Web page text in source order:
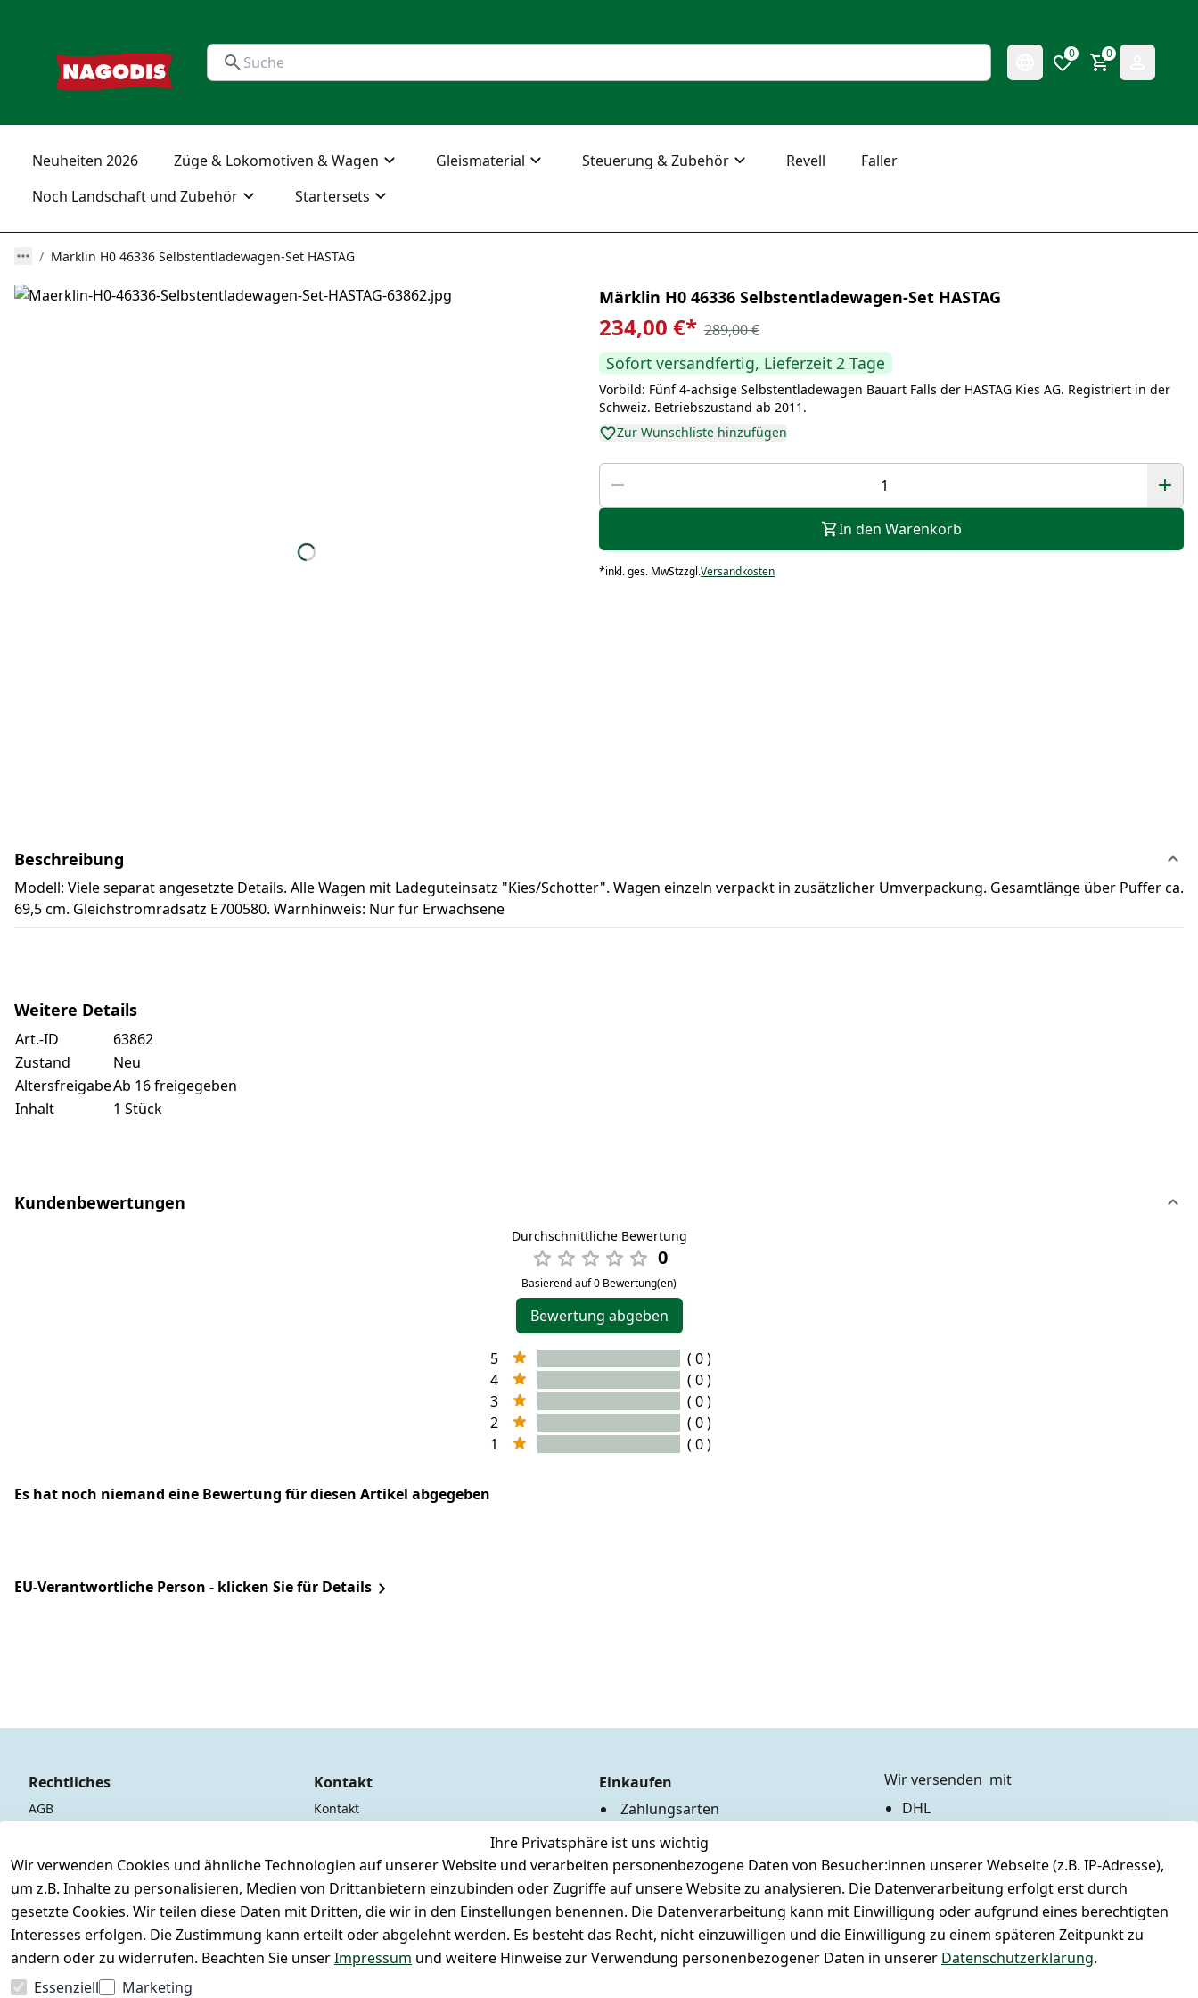
0 0
Neuheiten 2026 Züge & Lokomotiven & Wagen Gleismaterial Steuerung & Zubehör Revell
Faller
Noch Landschaft und Zubehör
Startersets
Märklin H0 46336 Selbstentladewagen-Set HASTAG
Märklin H0 46336 Selbstentladewagen-Set HASTAG
234,00 €* 289,00 €
Sofort versandfertig, Lieferzeit 2 Tage
Vorbild: Fünf 4-achsige Selbstentladewagen Bauart Falls der HASTAG Kies AG. Registriert in der
Schweiz. Betriebszustand ab 2011.
Zur Wunschliste hinzufügen
In den Warenkorb
*inkl. ges. MwStzzgl.Versandkosten
Beschreibung
Modell: Viele separat angesetzte Details. Alle Wagen mit Ladeguteinsatz "Kies/Schotter". Wagen einzeln verpackt in zusätzlicher Umverpackung. Gesamtlänge über Puffer ca.
69,5 cm. Gleichstromradsatz E700580. Warnhinweis: Nur für Erwachsene
Weitere Details
Art.-ID
63862
Zustand
Neu
AltersfreigabeAb 16 freigegeben
Inhalt
1 Stück
Kundenbewertungen
Durchschnittliche Bewertung
0
Basierend auf 0 Bewertung(en)
Bewertung abgeben
5
( 0 )
4
( 0 )
3
( 0 )
2
( 0 )
1
( 0 )
Es hat noch niemand eine Bewertung für diesen Artikel abgegeben
EU-Verantwortliche Person - klicken Sie für Details
Ihre Privatsphäre ist uns wichtig
Wir verwenden Cookies und ähnliche Technologien auf unserer Website und verarbeiten personenbezogene Daten von Besucher:innen unserer Webseite (z.B. IP-Adresse),
um z.B. Inhalte zu personalisieren, Medien von Drittanbietern einzubinden oder Zugriffe auf unsere Website zu analysieren. Die Datenverarbeitung erfolgt erst durch
gesetzte Cookies. Wir teilen diese Daten mit Dritten, die wir in den Einstellungen benennen. Die Datenverarbeitung kann mit Einwilligung oder aufgrund eines berechtigten
Interesses erfolgen. Die Zustimmung kann erteilt oder abgelehnt werden. Es besteht das Recht, nicht einzuwilligen und die Einwilligung zu einem späteren Zeitpunkt zu
ändern oder zu widerrufen. Beachten Sie unserImpressum und weitere Hinweise zur Verwendung personenbezogener Daten in unserer Datenschutzerklärung.
Essenziell
Marketing
Rechtliches
AGB
Datenschutzerklärung
Widerrufsrecht
Kontakt
Kontakt
Einkaufen
Zahlungsarten
Hilfe
Batterieentsorgung
Märklin Insider Club
Unser Ladengeschäft
Newsletteranmeldung
Wir versenden  mit
DHL
Vorkasse
Barzahlung bei Abholung
PayPal / Kreditkarte